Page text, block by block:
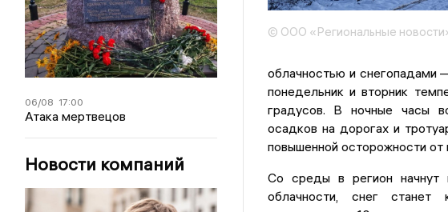
06/08 17:00
Атака мертвецов
Новости компаний
© ООО «Региональные
облачностью и снегопадами
понедельник и вторник
градусов. В ночные часы
осадков на дорогах и
повышенной осторожности
Со среды в регион начнут
облачности, снег станет